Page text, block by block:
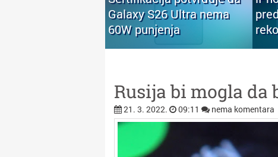
Galaxy S26 Ultra nema
60W punjenja
Rusija bi mogla da
21. 3. 2022. 09:11 nema komentara